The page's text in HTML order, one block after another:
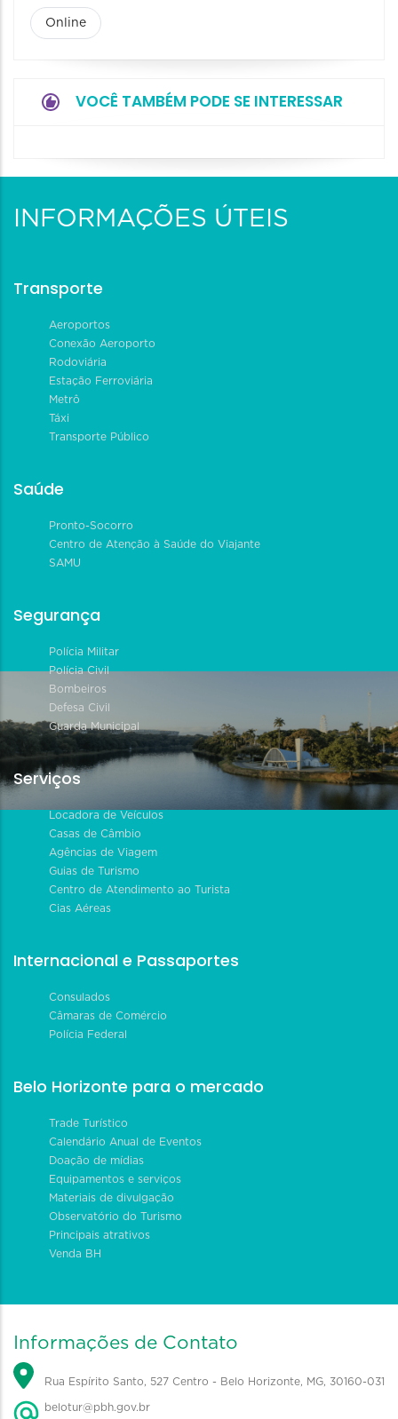
Online
VOCÊ TAMBÉM PODE SE INTERESSAR
INFORMAÇÕES ÚTEIS
Transporte
Aeroportos
Conexão Aeroporto
Rodoviária
Estação Ferroviária
Metrô
Táxi
Transporte Público
Saúde
Pronto-Socorro
Centro de Atenção à Saúde do Viajante
SAMU
Segurança
Polícia Militar
Polícia Civil
Bombeiros
Defesa Civil
Guarda Municipal
Serviços
Locadora de Veículos
Casas de Câmbio
Agências de Viagem
Guias de Turismo
Centro de Atendimento ao Turista
Cias Aéreas
Internacional e Passaportes
Consulados
Câmaras de Comércio
Polícia Federal
Belo Horizonte para o mercado
Trade Turístico
Calendário Anual de Eventos
Doação de mídias
Equipamentos e serviços
Materiais de divulgação
Observatório do Turismo
Principais atrativos
Venda BH
Informações de Contato
Rua Espírito Santo, 527 Centro - Belo Horizonte, MG, 30160-031
belotur@pbh.gov.br